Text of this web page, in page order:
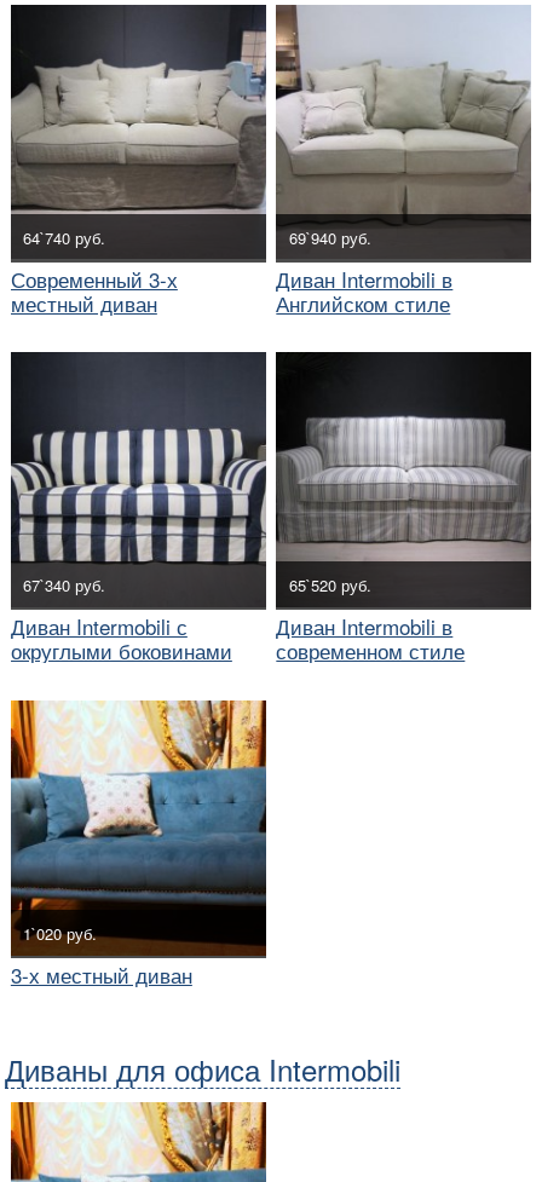
64`740 руб.
Современный 3-х
местный диван
69`940 руб.
Диван Intermobili в
Английском стиле
67`340 руб.
Диван Intermobili с
округлыми боковинами
65`520 руб.
Диван Intermobili в
современном стиле
1`020 руб.
3-х местный диван
Диваны для офиса Intermobili